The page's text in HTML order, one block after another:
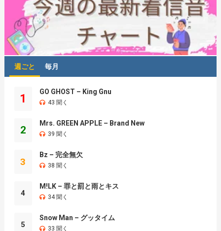
週ごと 毎月
1
GO GHOST – King Gnu
43 聞く
2
Mrs. GREEN APPLE – Brand New
39 聞く
3
Bz – 完全無欠
38 聞く
4
M!LK – 罪と罰と雨とキス
34 聞く
5
Snow Man – グッタイム
33 聞く